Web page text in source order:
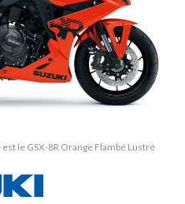
le GSX-8R Orange Flambé Lustré